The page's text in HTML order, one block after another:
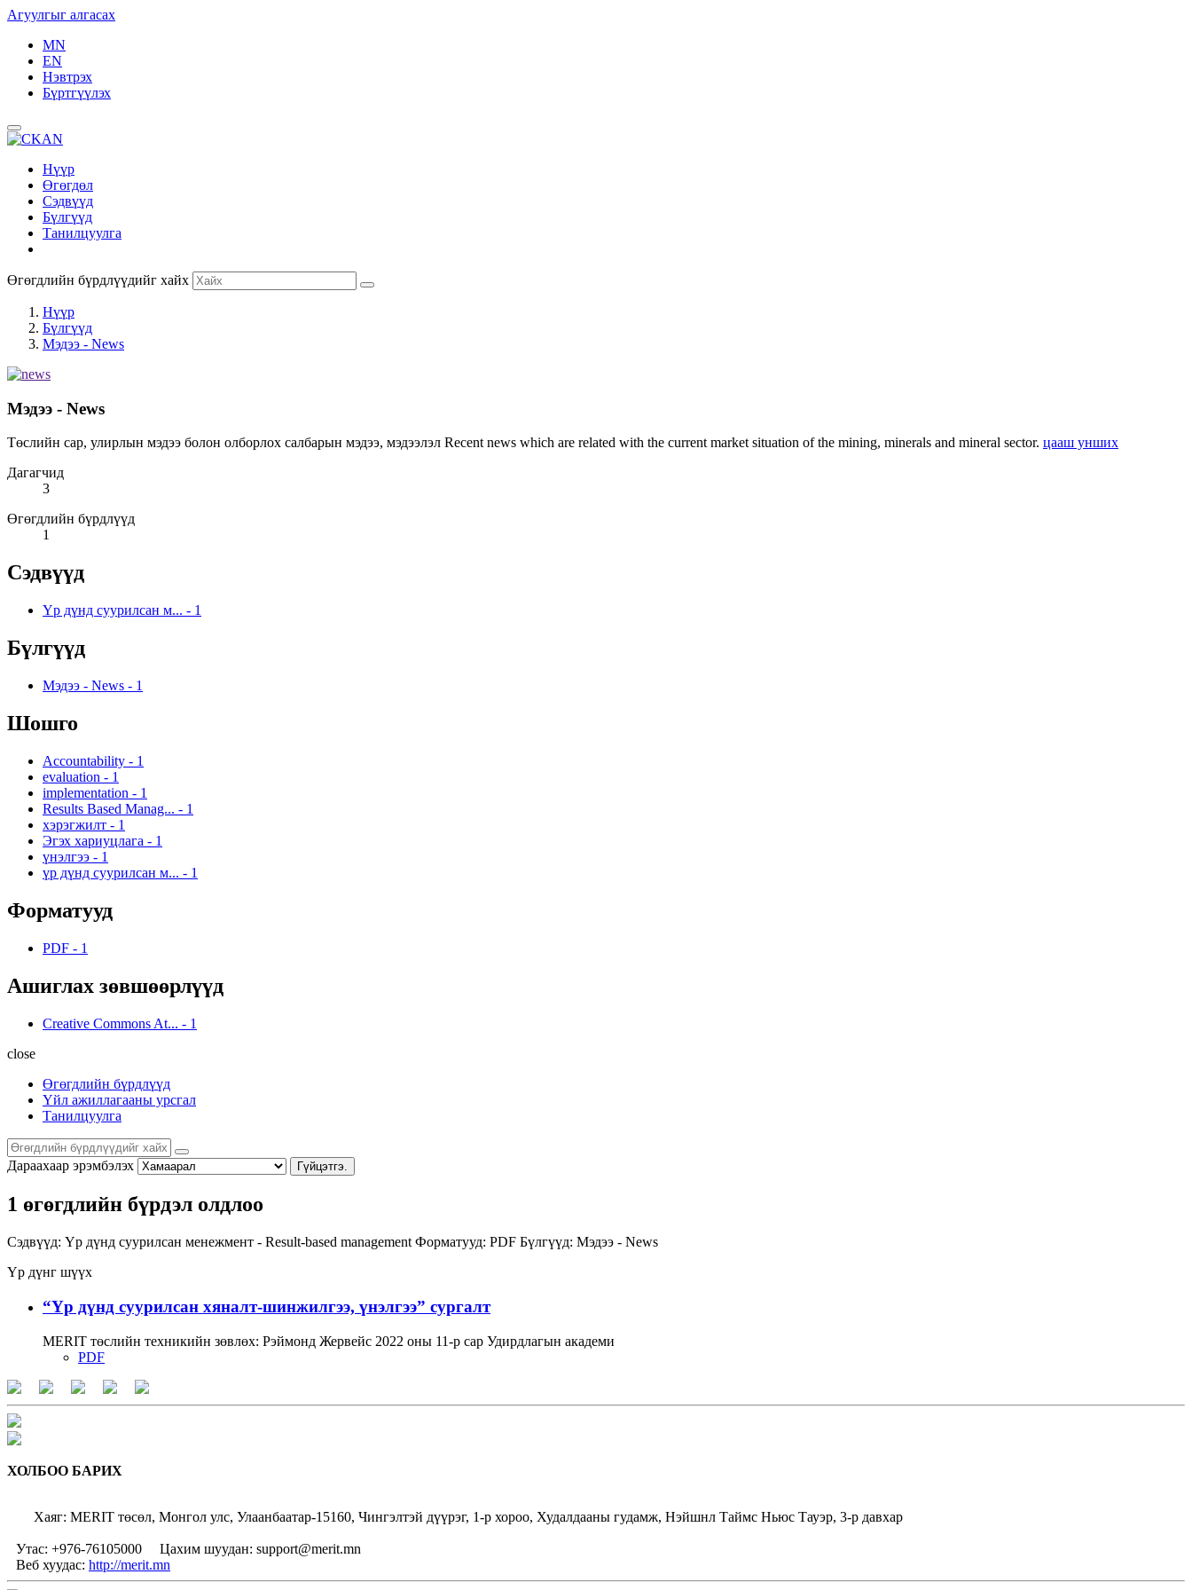
Агуулгыг алгасах
MN
EN
Нэвтрэх
Бүртгүүлэх
Нүүр
Өгөгдөл
Сэдвүүд
Бүлгүүд
Танилцуулга
Өгөгдлийн бүрдлүүдийг хайх
Нүүр
Бүлгүүд
Мэдээ - News
Мэдээ - News
Төслийн сар, улирлын мэдээ болон олборлох салбарын мэдээ, мэдээлэл Recent news which are related with the current market situation of the mining, minerals and mineral sector. цааш унших
Дагагчид
3
Өгөгдлийн бүрдлүүд
1
Сэдвүүд
Үр дүнд суурилсан м... - 1
Бүлгүүд
Мэдээ - News - 1
Шошго
Accountability - 1
evaluation - 1
implementation - 1
Results Based Manag... - 1
хэрэгжилт - 1
Эгэх хариуцлага - 1
үнэлгээ - 1
үр дүнд суурилсан м... - 1
Форматууд
PDF - 1
Ашиглах зөвшөөрлүүд
Creative Commons At... - 1
close
Өгөгдлийн бүрдлүүд
Үйл ажиллагааны урсгал
Танилцуулга
Дараахаар эрэмбэлэх Гүйцэтгэ.
1 өгөгдлийн бүрдэл олдлоо
Сэдвүүд: Үр дүнд суурилсан менежмент - Result-based management Форматууд: PDF Бүлгүүд: Мэдээ - News
Үр дүнг шүүх
“Үр дүнд суурилсан хяналт-шинжилгээ, үнэлгээ” сургалт
MERIT төслийн техникийн зөвлөх: Рэймонд Жервейс 2022 оны 11-р сар Удирдлагын академи
PDF
ХОЛБОО БАРИХ
Хаяг: MERIT төсөл, Монгол улс, Улаанбаатар-15160, Чингэлтэй дүүрэг, 1-р хороо, Худалдааны гудамж, Нэйшнл Таймс Ньюс Тауэр, 3-р давхар
Утас: +976-76105000
Цахим шуудан: support@merit.mn
Веб хуудас: http://merit.mn